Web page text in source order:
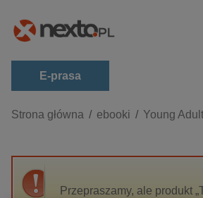
E-prasa
Kategorie
biznesowe, branżowe,
Strona główna ebooki Young Adult
Przepraszamy, ale produkt